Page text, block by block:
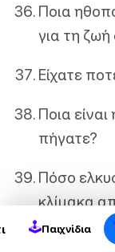
Ποια
για τη ζωή
Είχατε
Ποια
πήγατε?
Πόσο
κλίμακα
Θα
🕹Παιχνίδια